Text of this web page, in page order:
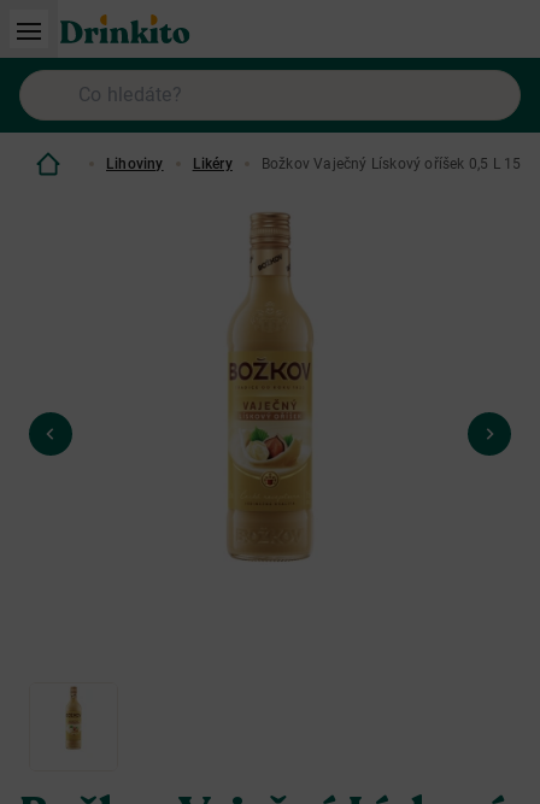
Lihoviny Likéry Božkov Vaječný Lískový oříšek 0,5 L 15%